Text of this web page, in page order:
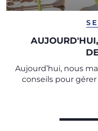
Aujourd’hui, nous
conseils pour